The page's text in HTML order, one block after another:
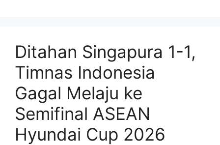
Ditahan Singapura 1-1,
Timnas Indonesia
Gagal Melaju ke
Semifinal ASEAN
Hyundai Cup 2026